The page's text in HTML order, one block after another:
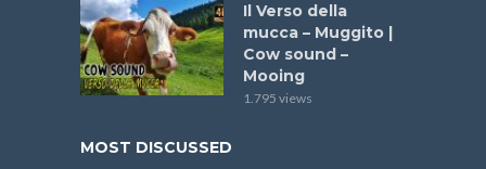
Il Verso della
mucca – Muggito |
Cow sound –
Mooing
1.795 views
MOST DISCUSSED